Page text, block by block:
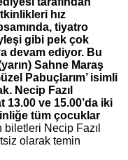
hız
tiyatro
gibi pek çok
devam ediyor. Bu
Sahne Maraş
Pabuçlarım’ isimli
Necip Fazıl
13.00 ve 15.00’da iki
tüm çocuklar
Necip Fazıl
olarak temin